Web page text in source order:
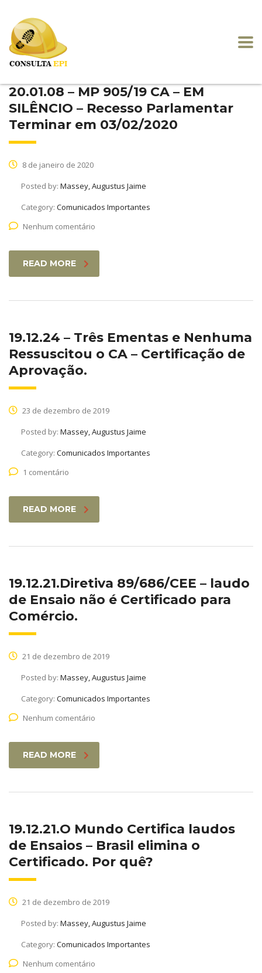
20.01.08 – MP 905/19 CA – EM
SILÊNCIO – Recesso Parlamentar
Terminar em 03/02/2020
8 de janeiro de 2020
Posted by: Massey, Augustus Jaime
Category: Comunicados Importantes
Nenhum comentário
READ MORE
19.12.24 – Três Ementas e Nenhuma
Ressuscitou o CA – Certificação de
Aprovação.
23 de dezembro de 2019
Posted by: Massey, Augustus Jaime
Category: Comunicados Importantes
1 comentário
READ MORE
19.12.21.Diretiva 89/686/CEE – laudo
de Ensaio não é Certificado para
Comércio.
21 de dezembro de 2019
Posted by: Massey, Augustus Jaime
Category: Comunicados Importantes
Nenhum comentário
READ MORE
19.12.21.O Mundo Certifica laudos
de Ensaios – Brasil elimina o
Certificado. Por quê?
21 de dezembro de 2019
Posted by: Massey, Augustus Jaime
Category: Comunicados Importantes
Nenhum comentário